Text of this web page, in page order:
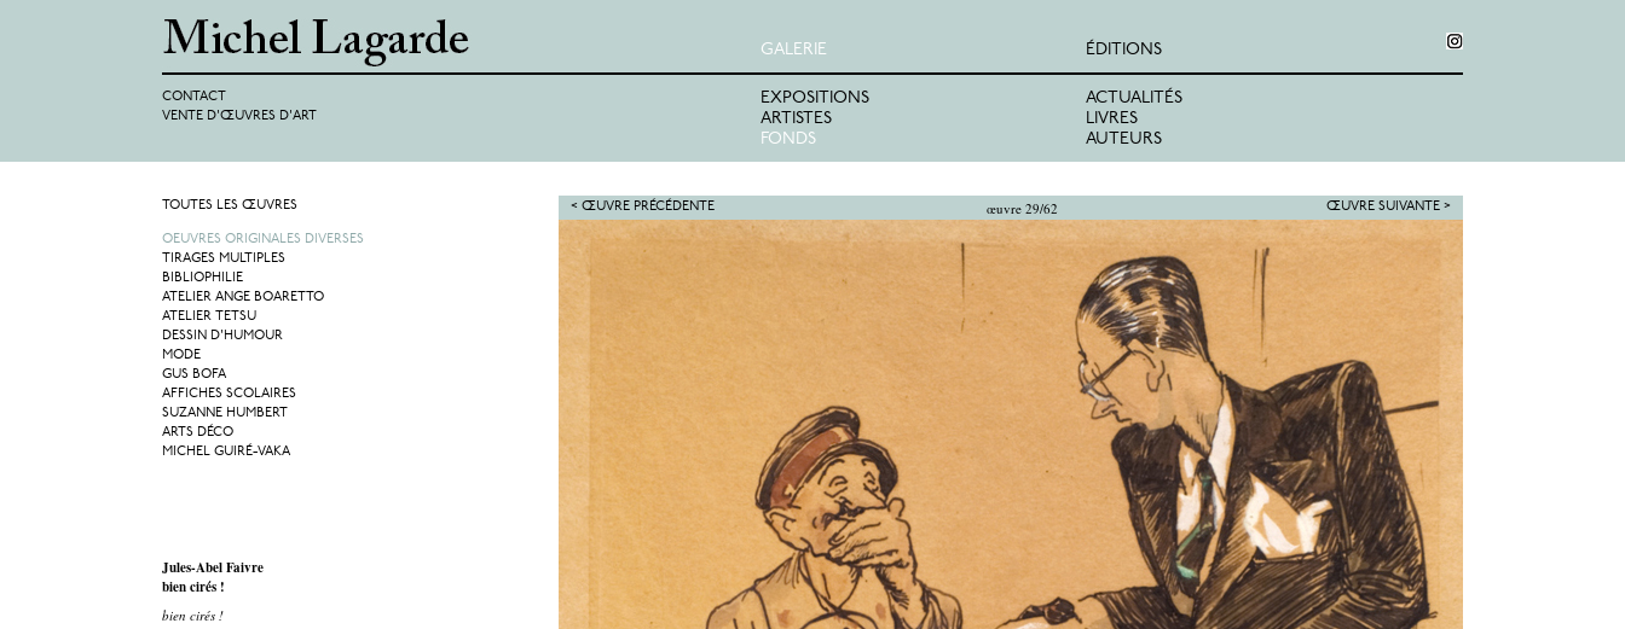
GALERIE
EXPOSITIONS
ARTISTES
FONDS
ÉDITIONS
ACTUALITÉS
LIVRES
AUTEURS
CONTACT
VENTE D'ŒUVRES D'ART
œuvre 29/62
< ŒUVRE PRÉCÉDENTE ŒUVRE SUIVANTE >
TOUTES LES ŒUVRES
OEUVRES ORIGINALES DIVERSES
TIRAGES MULTIPLES
BIBLIOPHILIE
ATELIER ANGE BOARETTO
ATELIER TETSU
DESSIN D'HUMOUR
MODE
GUS BOFA
AFFICHES SCOLAIRES
SUZANNE HUMBERT
ARTS DÉCO
MICHEL GUIRÉ-VAKA
Jules-Abel Faivre
bien cirés !
bien cirés !